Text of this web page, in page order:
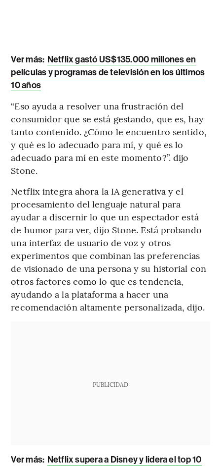
Ver más: Netflix gastó US$135.000 millones en
películas y programas de televisión en los últimos
10 años
“Eso ayuda a resolver una frustración del
consumidor que se está gestando, que es, hay
tanto contenido. ¿Cómo le encuentro sentido,
y qué es lo adecuado para mí, y qué es lo
adecuado para mí en este momento?”. dijo
Stone.
Netflix integra ahora la IA generativa y el
procesamiento del lenguaje natural para
ayudar a discernir lo que un espectador está
de humor para ver, dijo Stone. Está probando
una interfaz de usuario de voz y otros
experimentos que combinan las preferencias
de visionado de una persona y su historial con
otros factores como lo que es tendencia,
ayudando a la plataforma a hacer una
recomendación altamente personalizada, dijo.
PUBLICIDAD
Ver más: Netflix supera a Disney y lidera el top 10